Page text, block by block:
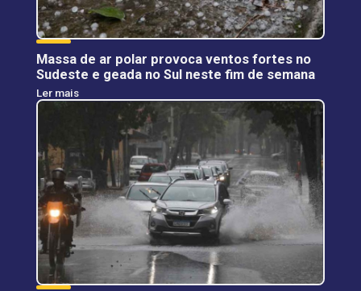
Massa de ar polar provoca ventos fortes no
Sudeste e geada no Sul neste fim de semana
Ler mais